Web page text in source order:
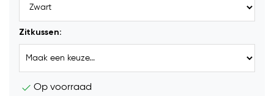
Zitkussen:
Op voorraad